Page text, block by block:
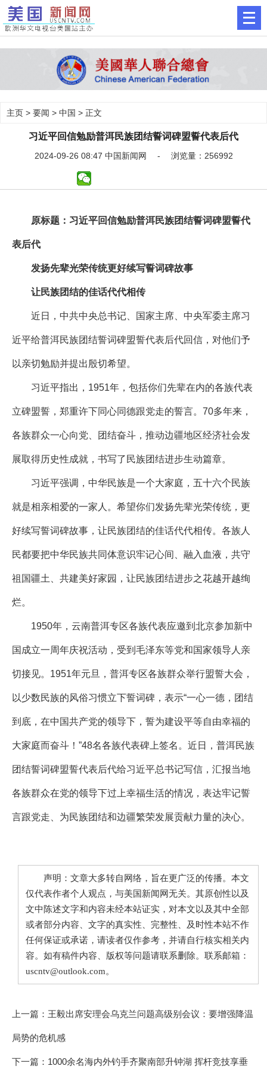
主页 > 要闻 > 中国 > 正文
习近平回信勉励普洱民族团结誓词碑盟誓代表后代
2024-09-26 08:47 中国新闻网 - 浏览量：256992
原标题：习近平回信勉励普洱民族团结誓词碑盟誓代
表后代
发扬先辈光荣传统更好续写誓词碑故事
让民族团结的佳话代代相传
近日，中共中央总书记、国家主席、中央军委主席习
近平给普洱民族团结誓词碑盟誓代表后代回信，对他们予
以亲切勉励并提出殷切希望。
习近平指出，1951年，包括你们先辈在内的各族代表
立碑盟誓，郑重许下同心同德跟党走的誓言。70多年来，
各族群众一心向党、团结奋斗，推动边疆地区经济社会发
展取得历史性成就，书写了民族团结进步生动篇章。
习近平强调，中华民族是一个大家庭，五十六个民族
就是相亲相爱的一家人。希望你们发扬先辈光荣传统，更
好续写誓词碑故事，让民族团结的佳话代代相传。各族人
民都要把中华民族共同体意识牢记心间、融入血液，共守
祖国疆土、共建美好家园，让民族团结进步之花越开越绚
烂。
1950年，云南普洱专区各族代表应邀到北京参加新中
国成立一周年庆祝活动，受到毛泽东等党和国家领导人亲
切接见。1951年元旦，普洱专区各族群众举行盟誓大会，
以少数民族的风俗习惯立下誓词碑，表示“一心一德，团结
到底，在中国共产党的领导下，誓为建设平等自由幸福的
大家庭而奋斗！”48名各族代表碑上签名。近日，普洱民族
团结誓词碑盟誓代表后代给习近平总书记写信，汇报当地
各族群众在党的领导下过上幸福生活的情况，表达牢记誓
言跟党走、为民族团结和边疆繁荣发展贡献力量的决心。
声明：文章大多转自网络，旨在更广泛的传播。本文
仅代表作者个人观点，与美国新闻网无关。其原创性以及
文中陈述文字和内容未经本站证实，对本文以及其中全部
或者部分内容、文字的真实性、完整性、及时性本站不作
任何保证或承诺，请读者仅作参考，并请自行核实相关内
容。如有稿件内容、版权等问题请联系删除。联系邮箱：
uscntv@outlook.com。
上一篇： 王毅出席安理会乌克兰问题高级别会议：要增强降温
局势的危机感
下一篇： 1000余名海内外钓手齐聚南部升钟湖 挥杆竞技享垂